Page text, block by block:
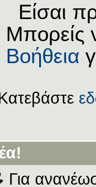
Είσαι
Μπορείς
Βοήθεια
Για